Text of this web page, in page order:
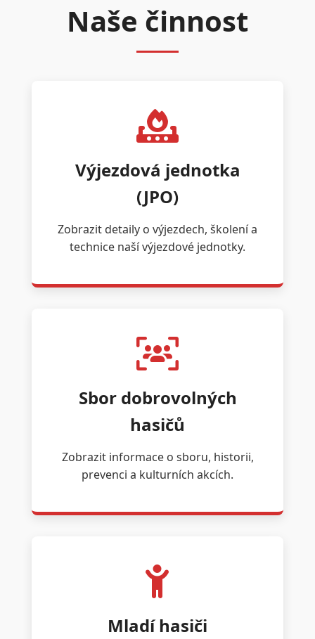
Naše činnost
Výjezdová jednotka
(JPO)
Zobrazit detaily o výjezdech, školení a
technice naší výjezdové jednotky.
Sbor dobrovolných
hasičů
Zobrazit informace o sboru, historii,
prevenci a kulturních akcích.
Mladí hasiči